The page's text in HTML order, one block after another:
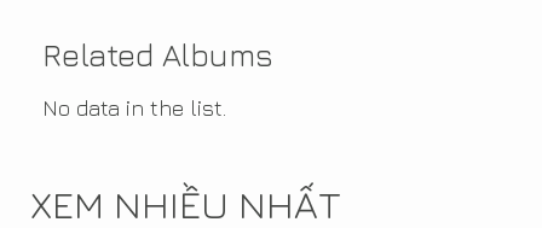
Related Albums
No data in the list.
XEM NHIỀU NHẤT